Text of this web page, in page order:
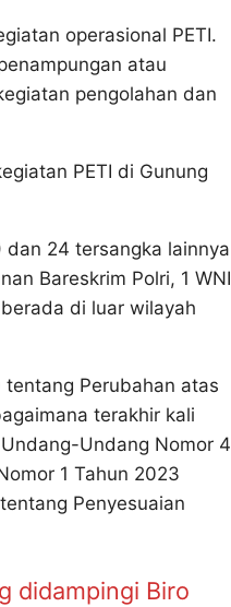
operasional PETI.
atau
pengolahan dan
PETI di Gunung
dan 24 tersangka lainnya
Bareskrim Polri, 1 WNI
di luar wilayah
Perubahan atas
terakhir kali
Undang Nomor 4
1 Tahun 2023
Penyesuaian
didampingi Biro